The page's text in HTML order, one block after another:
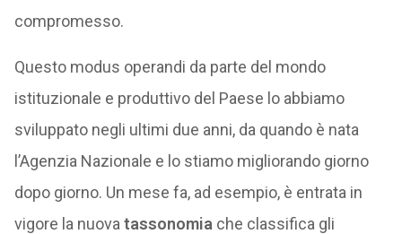
compromesso.
Questo modus operandi da parte del mondo
istituzionale e produttivo del Paese lo abbiamo
sviluppato negli ultimi due anni, da quando è nata
l’Agenzia Nazionale e lo stiamo migliorando giorno
dopo giorno. Un mese fa, ad esempio, è entrata in
vigore la nuova tassonomia che classifica gli